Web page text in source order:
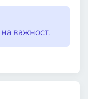
важност.